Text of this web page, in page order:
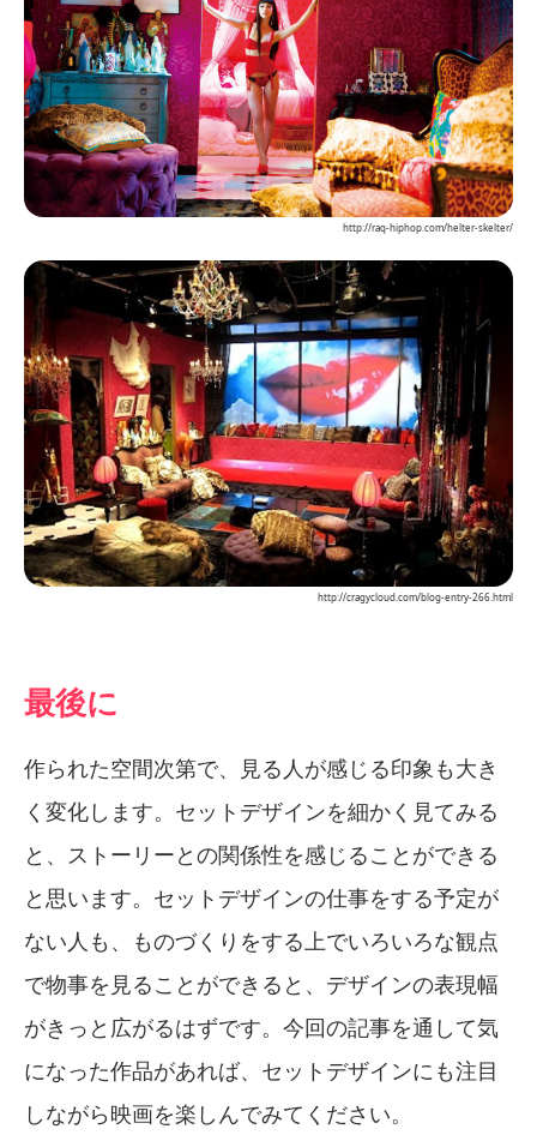
http://raq-hiphop.com/helter-skelter/
http://cragycloud.com/blog-entry-266.html
最後に
作られた空間次第で、見る人が感じる印象も大き
く変化します。セットデザインを細かく見てみる
と、ストーリーとの関係性を感じることができる
と思います。セットデザインの仕事をする予定が
ない人も、ものづくりをする上でいろいろな観点
で物事を見ることができると、デザインの表現幅
がきっと広がるはずです。今回の記事を通して気
になった作品があれば、セットデザインにも注目
しながら映画を楽しんでみてください。